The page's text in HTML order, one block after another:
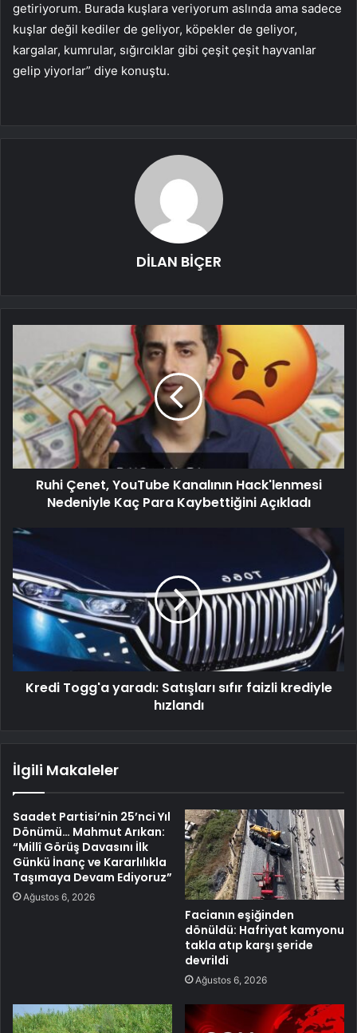
getiriyorum. Burada kuşlara veriyorum aslında ama sadece
kuşlar değil kediler de geliyor, köpekler de geliyor,
kargalar, kumrular, sığırcıklar gibi çeşit çeşit hayvanlar
gelip yiyorlar” diye konuştu.
DİLAN BİÇER
Ruhi Çenet, YouTube Kanalının Hack'lenmesi
Nedeniyle Kaç Para Kaybettiğini Açıkladı
Kredi Togg'a yaradı: Satışları sıfır faizli krediyle
hızlandı
İlgili Makaleler
Saadet Partisi’nin 25’nci Yıl
Dönümü… Mahmut Arıkan:
“Millî Görüş Davasını İlk
Günkü İnanç ve Kararlılıkla
Taşımaya Devam Ediyoruz”
Ağustos 6, 2026
Facianın eşiğinden
dönüldü: Hafriyat kamyonu
takla atıp karşı şeride
devrildi
Ağustos 6, 2026